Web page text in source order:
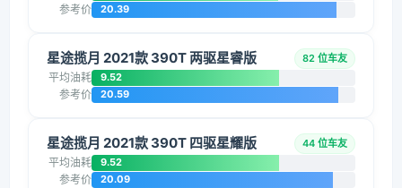
参考价 20.39
星途揽月 2021款 390T 两驱星睿版 82 位车友
平均油耗 9.52
参考价 20.59
星途揽月 2021款 390T 四驱星耀版 44 位车友
平均油耗 9.52
参考价 20.09